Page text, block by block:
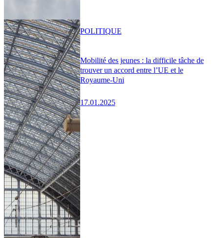
Mobilité des jeunes : la difficile tâche de
trouver un accord entre l’UE et le
Royaume-Uni
17.01.2025
POLITIQUE